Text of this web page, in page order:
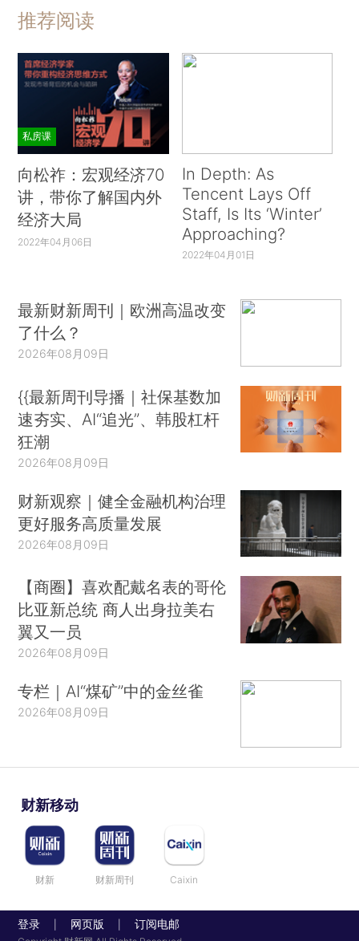
推荐阅读
私房课
向松祚：宏观经济70
讲，带你了解国内外
经济大局
2022年04月06日
In Depth: As
Tencent Lays Off
Staff, Is Its ‘Winter’
Approaching?
2022年04月01日
最新财新周刊｜欧洲高温改变
了什么？
2026年08月09日
{{最新周刊导播｜社保基数加
速夯实、AI“追光”、韩股杠杆
狂潮
2026年08月09日
财新观察｜健全金融机构治理
更好服务高质量发展
2026年08月09日
【商圈】喜欢配戴名表的哥伦
比亚新总统 商人出身拉美右
翼又一员
2026年08月09日
专栏｜AI“煤矿”中的金丝雀
2026年08月09日
财新移动
财新 财新周刊 Caixin
登录 网页版 订阅电邮